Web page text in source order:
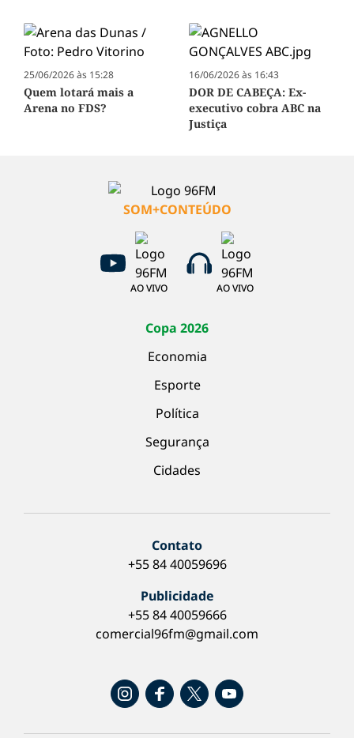
25/06/2026 às 15:28
Quem lotará mais a
Arena no FDS?
16/06/2026 às 16:43
DOR DE CABEÇA: Ex-
executivo cobra ABC na
Justiça
SOM+CONTEÚDO
AO VIVO AO VIVO
Copa 2026
Economia
Esporte
Política
Segurança
Cidades
Contato
+55 84 40059696
Publicidade
+55 84 40059666
comercial96fm@gmail.com